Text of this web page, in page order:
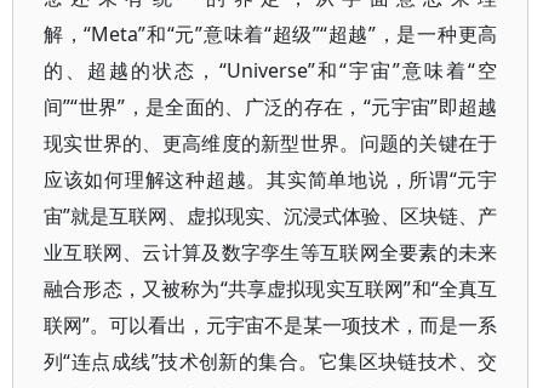
解，“Meta”和“元”意味着“超级”“超越”，是一种更高
的、超越的状态，“Universe”和“宇宙”意味着“空
间”“世界”，是全面的、广泛的存在，“元宇宙”即超越
现实世界的、更高维度的新型世界。问题的关键在于
应该如何理解这种超越。其实简单地说，所谓“元宇
宙”就是互联网、虚拟现实、沉浸式体验、区块链、产
业互联网、云计算及数字孪生等互联网全要素的未来
融合形态，又被称为“共享虚拟现实互联网”和“全真互
联网”。可以看出，元宇宙不是某一项技术，而是一系
列“连点成线”技术创新的集合。它集区块链技术、交